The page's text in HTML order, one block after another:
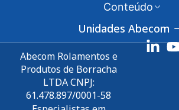
Conteúdo
Unidades Abecom
Abecom Rolamentos e
Produtos de Borracha
LTDA CNPJ:
61.478.897/0001-58